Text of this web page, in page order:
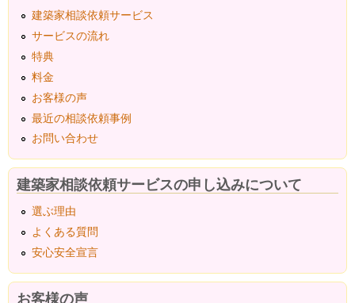
建築家相談依頼サービス
サービスの流れ
特典
料金
お客様の声
最近の相談依頼事例
お問い合わせ
建築家相談依頼サービスの申し込みについて
選ぶ理由
よくある質問
安心安全宣言
お客様の声